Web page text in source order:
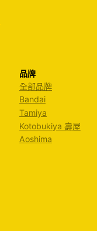
品牌
全部品牌
Bandai
Tamiya
Kotobukiya 壽屋
Aoshima